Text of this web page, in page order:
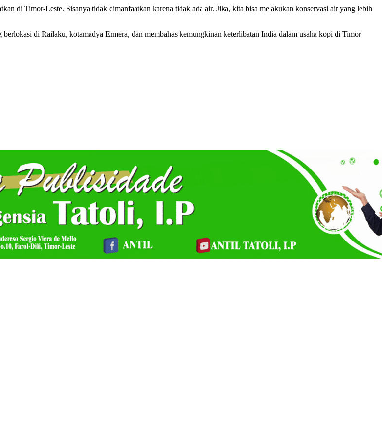
di Timor-Leste. Sisanya tidak dimanfaatkan karena tidak ada air. Jika, kita bisa melakukan konservasi air yang lebih
berlokasi di Railaku, kotamadya Ermera, dan membahas kemungkinan keterlibatan India dalam usaha kopi di Timor